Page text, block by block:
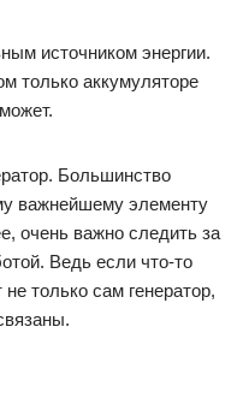
источником энергии.
только аккумуляторе
Большинство
важнейшему элементу
очень важно следить за
Ведь если что-то
только сам генератор,